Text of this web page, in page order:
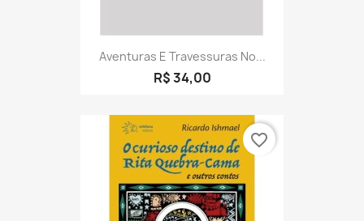
Aventuras E Travessuras No...
R$ 34,00
favorite_border